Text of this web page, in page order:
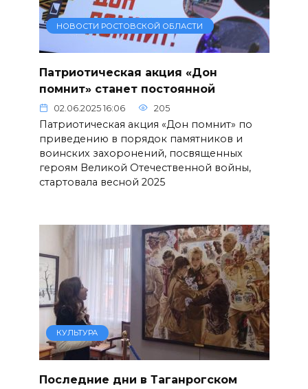
НОВОСТИ РОСТОВСКОЙ ОБЛАСТИ
Патриотическая акция «Дон
помнит» станет постоянной
02.06.2025 16:06 205
Патриотическая акция «Дон помнит» по
приведению в порядок памятников и
воинских захоронений, посвященных
героям Великой Отечественной войны,
стартовала весной 2025
КУЛЬТУРА
Последние дни в Таганрогском